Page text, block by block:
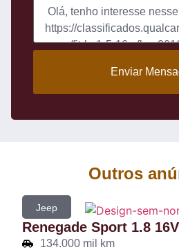
Enviar
Outros
Jeep
Renegade Sport 1.8
134.000 mil km